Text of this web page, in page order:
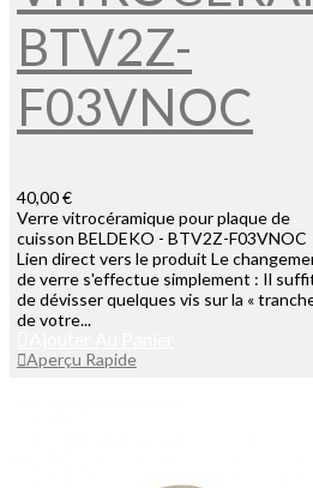
BTV2Z-
F03VNOC
40,00 €
Verre vitrocéramique pour plaque de
cuisson BELDEKO - BTV2Z-F03VNOC
Lien direct vers le produit Le
de verre s'effectue simplement : Il
de dévisser quelques vis sur la «
de votre...
Aperçu Rapide